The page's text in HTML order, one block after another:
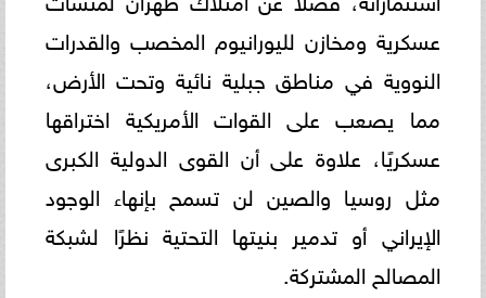
عسكرية ومخازن لليورانيوم المخصب والقدرات
النووية في مناطق جبلية نائية وتحت الأرض،
مما يصعب على القوات الأمريكية اختراقها
عسكريًا، علاوة على أن القوى الدولية الكبرى
مثل روسيا والصين لن تسمح بإنهاء الوجود
الإيراني أو تدمير بنيتها التحتية نظرًا لشبكة
المصالح المشتركة.